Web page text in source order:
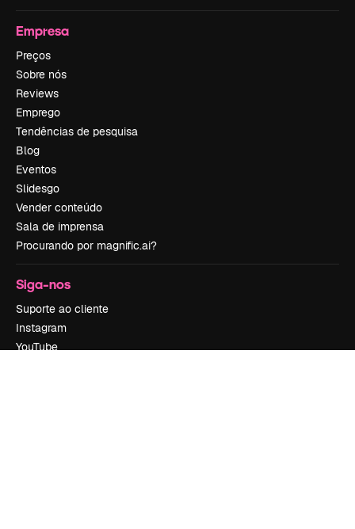
Empresa
Preços
Sobre nós
Reviews
Emprego
Tendências de pesquisa
Blog
Eventos
Slidesgo
Vender conteúdo
Sala de imprensa
Procurando por magnific.ai?
Siga-nos
Suporte ao cliente
Instagram
YouTube